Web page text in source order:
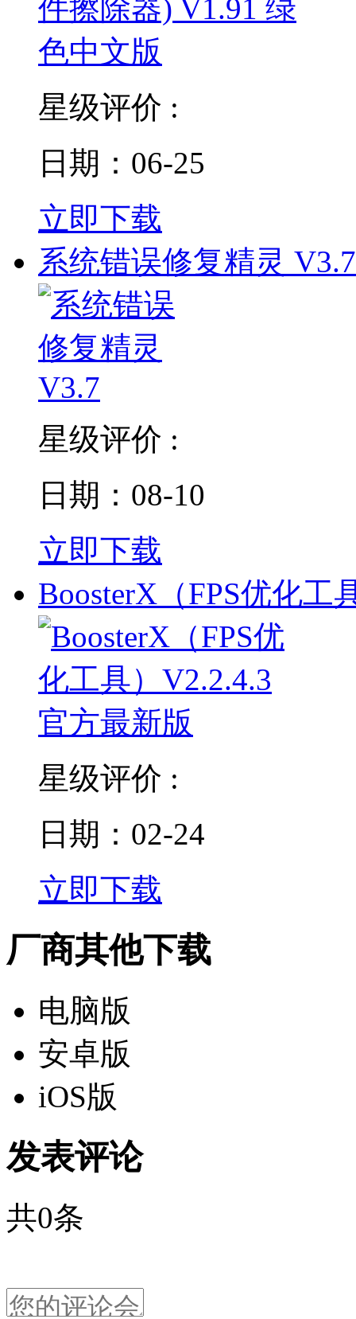
星级评价 :
日期：06-25
立即下载
系统错误修复精灵 V3.7
星级评价 :
日期：08-10
立即下载
BoosterX（FPS优化工
星级评价 :
日期：02-24
立即下载
厂商其他下载
电脑版
安卓版
iOS版
发表评论
共0条